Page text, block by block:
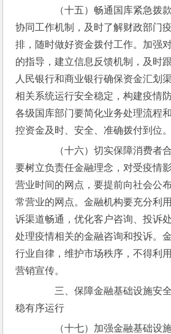
（十五）畅通国库紧急拨款
协同工作机制，及时了解财政部门
排，随时做好资金拨付工作。加强
的指导，建立信息反馈机制，及时
人民银行和商业银行确保资金汇划
相关系统运行安全稳定，构建疫情防
各级国库部门要简化业务处理流程
控资金及时、安全、准确拨付到位。
（十六）切实保障消费者合
要树立负责任金融理念，对受疫情
营业时间的网点，要提前向社会公
常营业的网点。金融机构要充分利
诉渠道畅通，优化客户咨询、投诉
处理疫情相关的金融咨询和投诉。
行业自律，维护市场秩序，不得利
营销宣传。
三、保障金融基础设施安全
稳有序运行
（十七）加强金融基础设施